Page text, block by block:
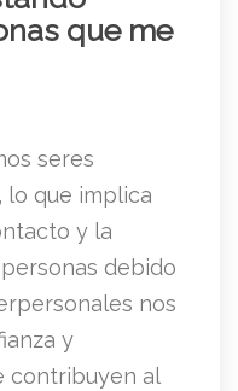
que me
seres
lo que implica
y la
debido
nos
y
contribuyen al